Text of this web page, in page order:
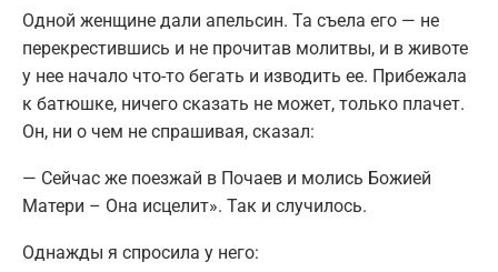
Одной женщине дали апельсин. Та съела его — не
перекрестившись и не прочитав молитвы, и в животе
у нее начало что-то бегать и изводить ее. Прибежала
к батюшке, ничего сказать не может, только плачет.
Он, ни о чем не спрашивая, сказал:
— Сейчас же поезжай в Почаев и молись Божией
Матери – Она исцелит». Так и случилось.
Однажды я спросила у него: